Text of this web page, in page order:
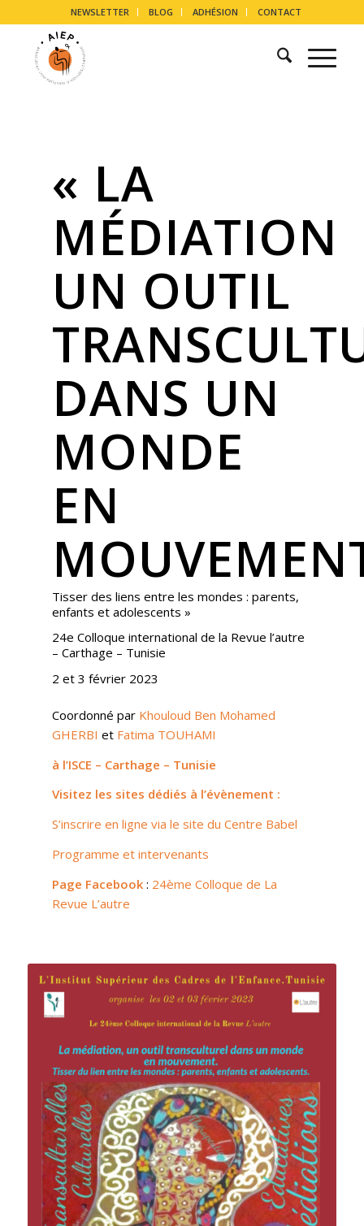
NEWSLETTER BLOG ADHÉSION CONTACT
« LA
MÉDIATION
UN OUTIL
DANS UN
MONDE
EN
Tisser des liens entre les mondes : parents,
enfants et adolescents »
24e Colloque international de la Revue l’autre
– Carthage – Tunisie
2 et 3 février 2023
Coordonné par Khouloud Ben Mohamed
GHERBI et Fatima TOUHAMI
à l’ISCE – Carthage – Tunisie
Visitez les sites dédiés à l’évènement :
S’inscrire en ligne via le site du Centre Babel
Programme et intervenants
Page Facebook: 24ème Colloque de La
Revue L’autre